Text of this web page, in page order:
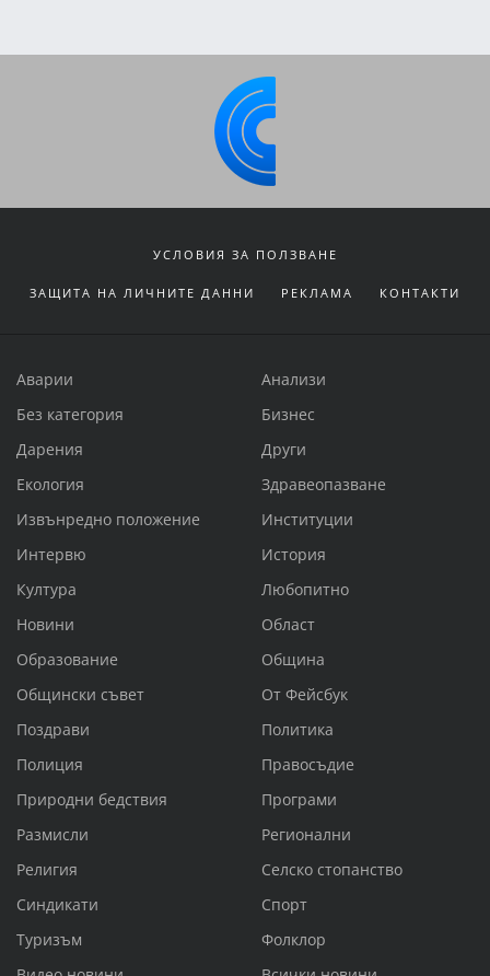
УСЛОВИЯ ЗА ПОЛЗВАНЕ
ЗАЩИТА НА ЛИЧНИТЕ ДАННИ РЕКЛАМА КОНТАКТИ
Аварии
Анализи
Без категория
Бизнес
Дарения
Други
Екология
Здравеопазване
Извънредно положение
Институции
Интервю
История
Култура
Любопитно
Новини
Област
Образование
Община
Общински съвет
От Фейсбук
Поздрави
Политика
Полиция
Правосъдие
Природни бедствия
Програми
Размисли
Регионални
Религия
Селско стопанство
Синдикати
Спорт
Туризъм
Фолклор